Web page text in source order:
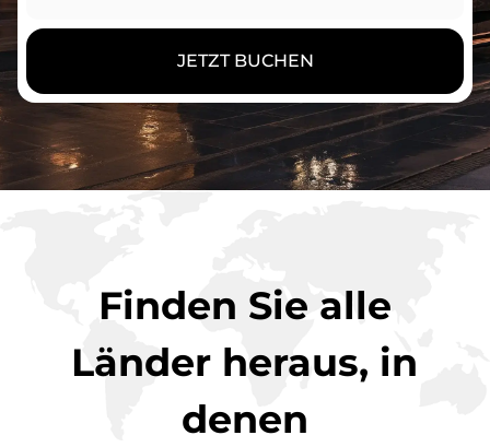
JETZT BUCHEN
Finden Sie alle
Länder heraus, in
denen